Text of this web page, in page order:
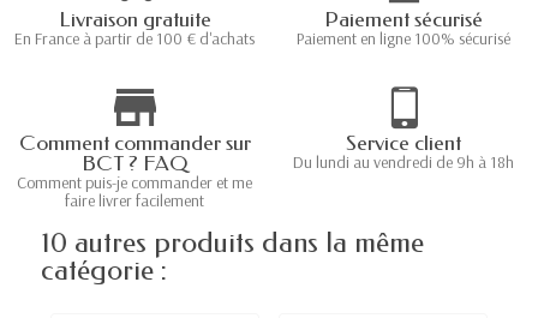
Livraison gratuite
En France à partir de 100 € d'achats
Paiement sécurisé
Paiement en ligne 100% sécurisé
Comment commander sur
BCT ? FAQ
Comment puis-je commander et me
faire livrer facilement
Service client
Du lundi au vendredi de 9h à 18h
10 autres produits dans la même
catégorie :